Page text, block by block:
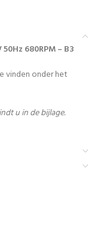
680RPM – B3
vinden onder het
u in de bijlage.